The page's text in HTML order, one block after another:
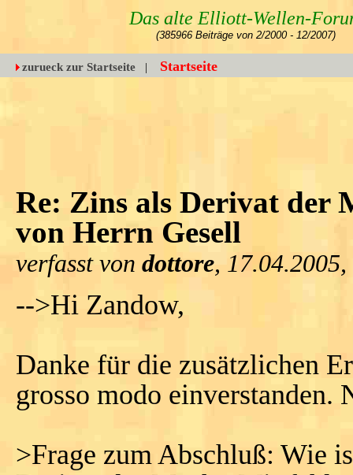
Das alte Elliott-Wellen-
(385966 Beiträge von 2/2000 - 12/2007)
zurueck zur Startseite | Startseite
Re: Zins als Derivat
von Herrn Gesell
verfasst von dottore,
-->Hi Zandow,
Danke für die zusätzlichen
grosso modo einverstanden.
>Frage zum Abschluß: Wie